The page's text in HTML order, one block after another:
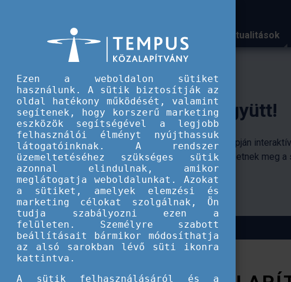
Aktualitások
A Tempus közalapítvány
pályaorientációs
szakemberek.
Ezen a weboldalon sütiket
használunk. A sütik biztosítják az
oldal hatékony működését, valamint
segítenek, hogy korszerű marketing
eszközök segítségével a legjobb
felhasználói élményt nyújthassuk
látogatóinknak. A rendszer
üzemeltetéséhez szükséges sütik
azonnal elindulnak, amikor
meglátogatja weboldalunkat. Azokat
a sütiket, amelyek elemzési és
marketing célokat szolgálnak, Ön
tudja szabályozni ezen a
felületen. Személyre szabott
beállításait bármikor módosíthatja
az alsó sarokban lévő süti ikonra
kattintva.
A sütik felhasználásáról és a